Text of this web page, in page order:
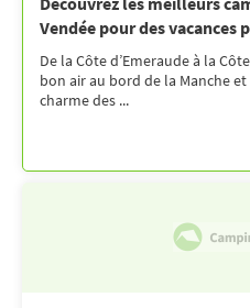
Vendée pour des vacances
De la Côte d’Emeraude à la
bon air au bord de la Manche
charme des ...